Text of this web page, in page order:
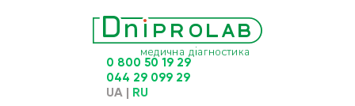
0 800 50 19 29
044 29 099 29
UA RU